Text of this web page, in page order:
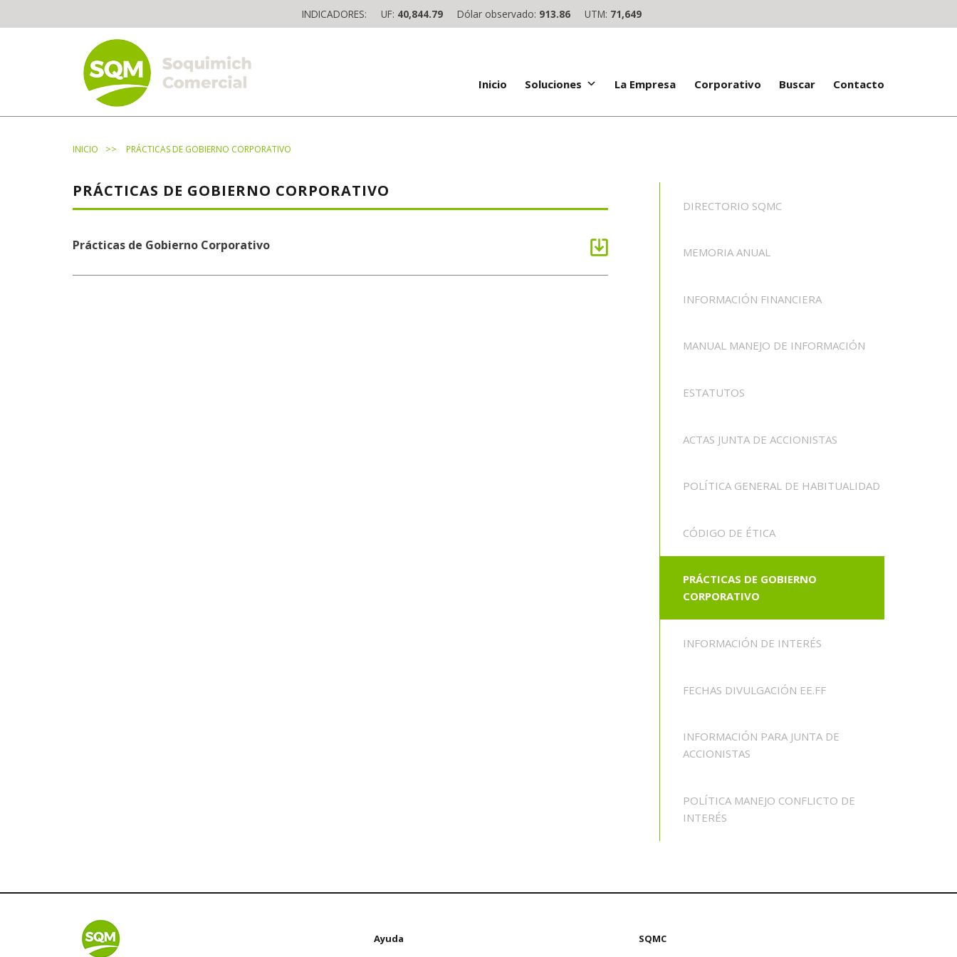
to
INDICADORES: UF: 40,844.79 Dólar observado: 913.86 UTM: 71,649
The worldwide business formula
Inicio Soluciones La Empresa Corporativo Buscar Contacto
INICIO >> PRÁCTICAS DE GOBIERNO CORPORATIVO
PRÁCTICAS DE GOBIERNO CORPORATIVO
Prácticas de Gobierno Corporativo
DIRECTORIO SQMC
MEMORIA ANUAL
INFORMACIÓN FINANCIERA
MANUAL MANEJO DE INFORMACIÓN
ESTATUTOS
ACTAS JUNTA DE ACCIONISTAS
POLÍTICA GENERAL DE HABITUALIDAD
CÓDIGO DE ÉTICA
PRÁCTICAS DE GOBIERNO
CORPORATIVO
INFORMACIÓN DE INTERÉS
FECHAS DIVULGACIÓN EE.FF
INFORMACIÓN PARA JUNTA DE
ACCIONISTAS
POLÍTICA MANEJO CONFLICTO DE
INTERÉS
Ayuda SQMC